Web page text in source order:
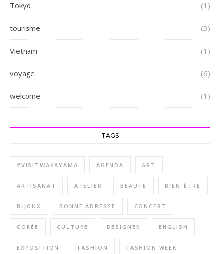
Tokyo (1)
tourisme (3)
Vietnam (1)
voyage (6)
welcome (1)
TAGS
#VISITWAKAYAMA AGENDA ART
ARTISANAT ATELIER BEAUTÉ BIEN-ÊTRE
BIJOUX BONNE ADRESSE CONCERT
CORÉE CULTURE DESIGNER ENGLISH
EXPOSITION FASHION FASHION WEEK